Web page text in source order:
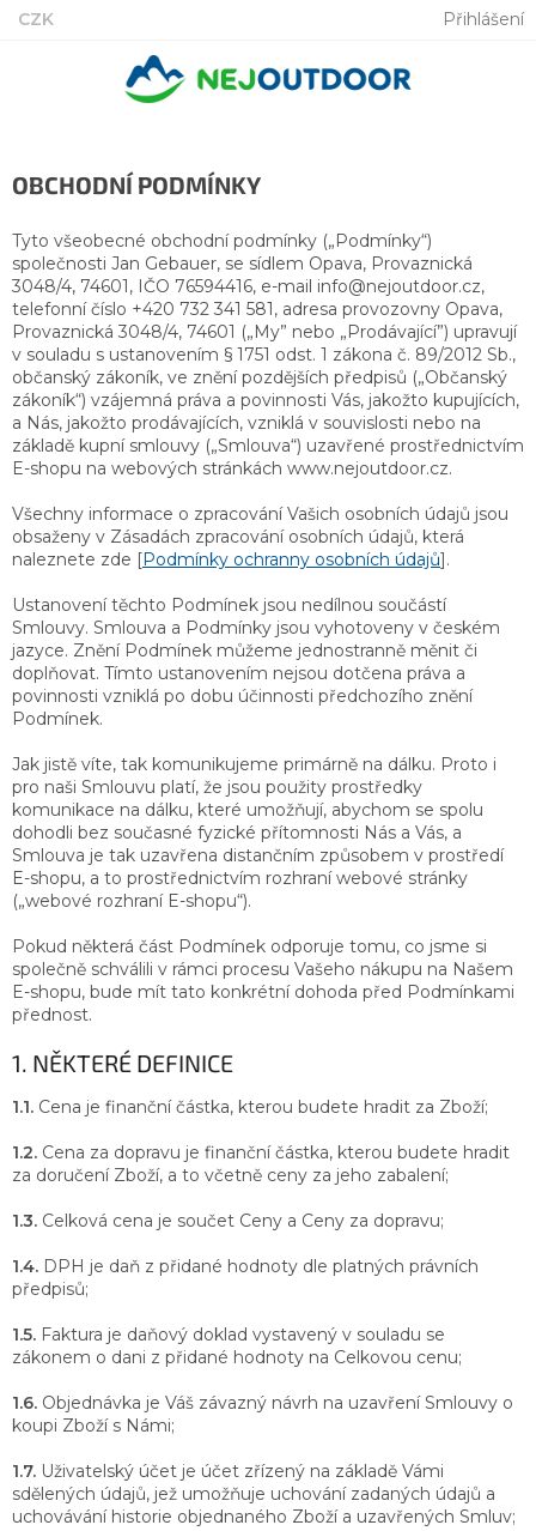
Přejít
CZK Přihlášení
OBCHODNÍ PODMÍNKY
Tyto všeobecné obchodní podmínky („Podmínky“)
společnosti Jan Gebauer, se sídlem Opava, Provaznická
3048/4, 74601, IČO 76594416, e-mail info@nejoutdoor.cz,
telefonní číslo +420 732 341 581, adresa provozovny Opava,
Provaznická 3048/4, 74601 („My” nebo „Prodávající”) upravují
v souladu s ustanovením § 1751 odst. 1 zákona č. 89/2012 Sb.,
občanský zákoník, ve znění pozdějších předpisů („Občanský
zákoník“) vzájemná práva a povinnosti Vás, jakožto kupujících,
a Nás, jakožto prodávajících, vzniklá v souvislosti nebo na
základě kupní smlouvy („Smlouva“) uzavřené prostřednictvím
E-shopu na webových stránkách www.nejoutdoor.cz.
Všechny informace o zpracování Vašich osobních údajů jsou
obsaženy v Zásadách zpracování osobních údajů, která
naleznete zde [Podmínky ochranny osobních údajů].
Ustanovení těchto Podmínek jsou nedílnou součástí
Smlouvy. Smlouva a Podmínky jsou vyhotoveny v českém
jazyce. Znění Podmínek můžeme jednostranně měnit či
doplňovat. Tímto ustanovením nejsou dotčena práva a
povinnosti vzniklá po dobu účinnosti předchozího znění
Podmínek.
Jak jistě víte, tak komunikujeme primárně na dálku. Proto i
pro naši Smlouvu platí, že jsou použity prostředky
komunikace na dálku, které umožňují, abychom se spolu
dohodli bez současné fyzické přítomnosti Nás a Vás, a
Smlouva je tak uzavřena distančním způsobem v prostředí
E-shopu, a to prostřednictvím rozhraní webové stránky
(„webové rozhraní E-shopu“).
Pokud některá část Podmínek odporuje tomu, co jsme si
společně schválili v rámci procesu Vašeho nákupu na Našem
E-shopu, bude mít tato konkrétní dohoda před Podmínkami
přednost.
1. NĚKTERÉ DEFINICE
1.1. Cena je finanční částka, kterou budete hradit za Zboží;
1.2. Cena za dopravu je finanční částka, kterou budete hradit
za doručení Zboží, a to včetně ceny za jeho zabalení;
1.3. Celková cena je součet Ceny a Ceny za dopravu;
1.4. DPH je daň z přidané hodnoty dle platných právních
předpisů;
1.5. Faktura je daňový doklad vystavený v souladu se
zákonem o dani z přidané hodnoty na Celkovou cenu;
1.6. Objednávka je Váš závazný návrh na uzavření Smlouvy o
koupi Zboží s Námi;
1.7. Uživatelský účet je účet zřízený na základě Vámi
sdělených údajů, jež umožňuje uchování zadaných údajů a
uchovávání historie objednaného Zboží a uzavřených Smluv;